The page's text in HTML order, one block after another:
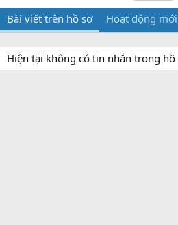
Bài viết trên hồ sơ Hoạt động
Hiện tại không có tin nhắn trong hồ